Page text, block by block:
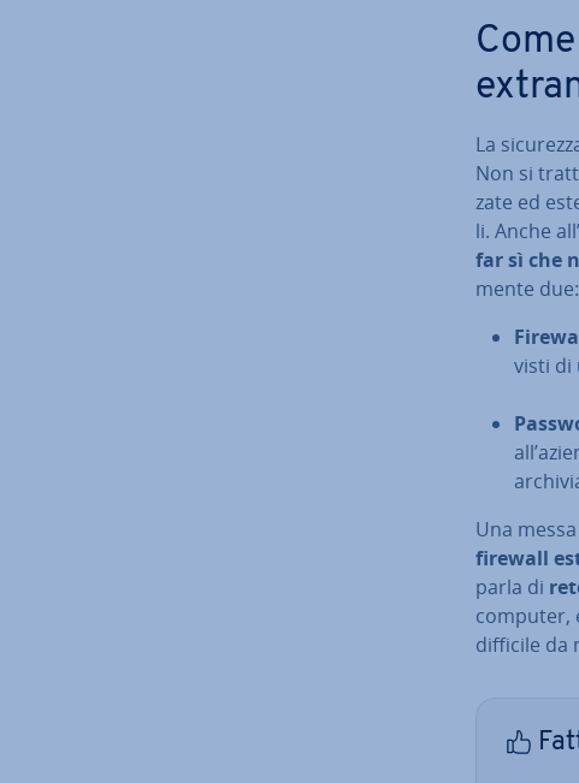
La
Non si
za­te ed
li. Anche
far sì che
men­te due:
vi­sti di
Una
firewall
parla di
computer,
difficile da